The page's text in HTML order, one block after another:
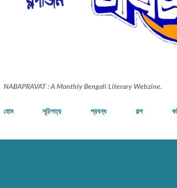
NABAPRAVAT : A Monthly Bengali Literary Webzine.
হোম সূচিপত্র প্রবন্ধ গল্প